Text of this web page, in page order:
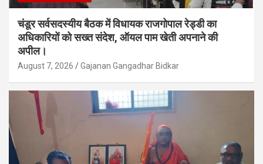
चंडूर सर्वसदस्यीय बैठक में विधायक राजगोपाल रेड्डी का
अधिकारियों को सख्त संदेश, ऑयल पाम खेती अपनाने की
अपील।
August 7, 2026 Gajanan Gangadhar Bidkar